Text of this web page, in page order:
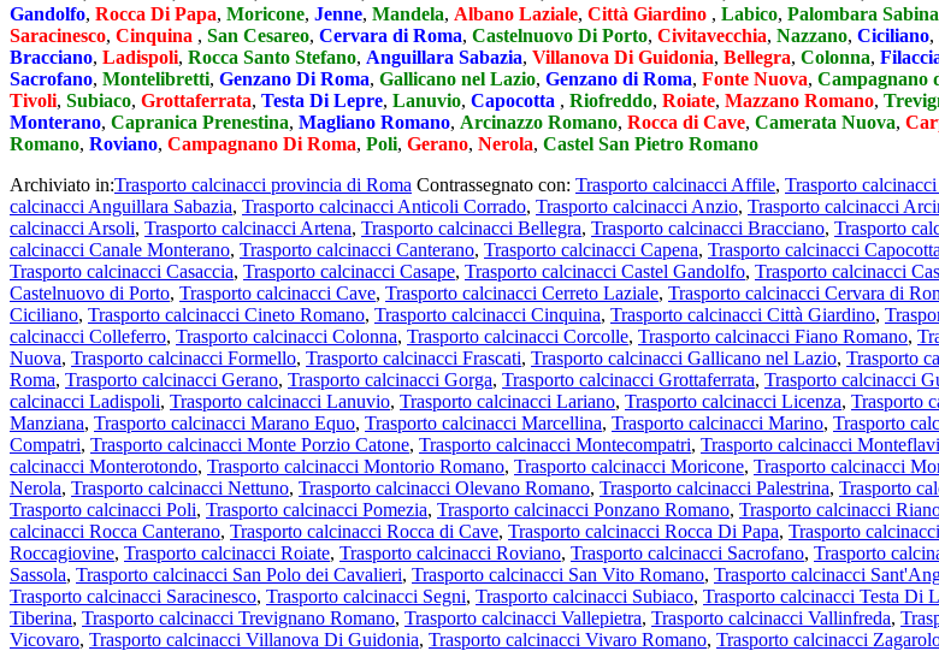
Gandolfo, Rocca Di Papa, Moricone, Jenne, Mandela, Albano Laziale, Città Giardino , Labico, Palombara Sabina
Saracinesco, Cinquina , San Cesareo, Cervara di Roma, Castelnuovo Di Porto, Civitavecchia, Nazzano, Ciciliano,
Bracciano, Ladispoli, Rocca Santo Stefano, Anguillara Sabazia, Villanova Di Guidonia, Bellegra, Colonna,
Sacrofano, Montelibretti, Genzano Di Roma, Gallicano nel Lazio, Genzano di Roma, Fonte Nuova, Campagnano
Tivoli, Subiaco, Grottaferrata, Testa Di Lepre, Lanuvio, Capocotta , Riofreddo, Roiate, Mazzano Romano,
Monterano, Capranica Prenestina, Magliano Romano, Arcinazzo Romano, Rocca di Cave, Camerata Nuova,
Romano, Roviano, Campagnano Di Roma, Poli, Gerano, Nerola, Castel San Pietro Romano
Archiviato in:Trasporto calcinacci provincia di Roma Contrassegnato con: Trasporto calcinacci Affile, Trasporto
calcinacci Anguillara Sabazia, Trasporto calcinacci Anticoli Corrado, Trasporto calcinacci Anzio, Trasporto calcinacci
calcinacci Arsoli, Trasporto calcinacci Artena, Trasporto calcinacci Bellegra, Trasporto calcinacci Bracciano, Trasporto
calcinacci Canale Monterano, Trasporto calcinacci Canterano, Trasporto calcinacci Capena, Trasporto calcinacci Capocotta
Trasporto calcinacci Casaccia, Trasporto calcinacci Casape, Trasporto calcinacci Castel Gandolfo, Trasporto calcinacci
Castelnuovo di Porto, Trasporto calcinacci Cave, Trasporto calcinacci Cerreto Laziale, Trasporto calcinacci Cervara di
Ciciliano, Trasporto calcinacci Cineto Romano, Trasporto calcinacci Cinquina, Trasporto calcinacci Città Giardino,
calcinacci Colleferro, Trasporto calcinacci Colonna, Trasporto calcinacci Corcolle, Trasporto calcinacci Fiano Romano,
Nuova, Trasporto calcinacci Formello, Trasporto calcinacci Frascati, Trasporto calcinacci Gallicano nel Lazio, Trasporto
Roma, Trasporto calcinacci Gerano, Trasporto calcinacci Gorga, Trasporto calcinacci Grottaferrata, Trasporto calcinacci
calcinacci Ladispoli, Trasporto calcinacci Lanuvio, Trasporto calcinacci Lariano, Trasporto calcinacci Licenza, Trasporto
Manziana, Trasporto calcinacci Marano Equo, Trasporto calcinacci Marcellina, Trasporto calcinacci Marino, Trasporto
Compatri, Trasporto calcinacci Monte Porzio Catone, Trasporto calcinacci Montecompatri, Trasporto calcinacci
calcinacci Monterotondo, Trasporto calcinacci Montorio Romano, Trasporto calcinacci Moricone, Trasporto calcinacci
Nerola, Trasporto calcinacci Nettuno, Trasporto calcinacci Olevano Romano, Trasporto calcinacci Palestrina, Trasporto
Trasporto calcinacci Poli, Trasporto calcinacci Pomezia, Trasporto calcinacci Ponzano Romano, Trasporto calcinacci
calcinacci Rocca Canterano, Trasporto calcinacci Rocca di Cave, Trasporto calcinacci Rocca Di Papa, Trasporto
Roccagiovine, Trasporto calcinacci Roiate, Trasporto calcinacci Roviano, Trasporto calcinacci Sacrofano, Trasporto
Sassola, Trasporto calcinacci San Polo dei Cavalieri, Trasporto calcinacci San Vito Romano, Trasporto calcinacci
Trasporto calcinacci Saracinesco, Trasporto calcinacci Segni, Trasporto calcinacci Subiaco, Trasporto calcinacci Testa Di
Tiberina, Trasporto calcinacci Trevignano Romano, Trasporto calcinacci Vallepietra, Trasporto calcinacci Vallinfreda,
Vicovaro, Trasporto calcinacci Villanova Di Guidonia, Trasporto calcinacci Vivaro Romano, Trasporto calcinacci